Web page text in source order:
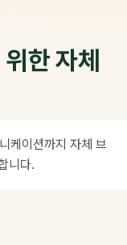
한 자체
케이션까지 자체 브
니다.